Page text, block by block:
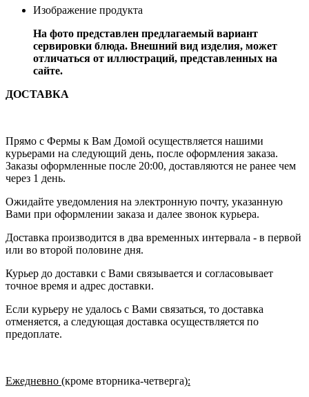
Изображение продукта
На фото представлен предлагаемый вариант
сервировки блюда. Внешний вид изделия, может
отличаться от иллюстраций, представленных на
сайте.
ДОСТАВКА
Прямо с Фермы к Вам Домой осуществляется нашими
курьерами на следующий день, после оформления заказа.
Заказы оформленные после 20:00, доставляются не ранее чем
через 1 день.
Ожидайте уведомления на электронную почту, указанную
Вами при оформлении заказа и далее звонок курьера.
Доставка производится в два временных интервала - в первой
или во второй половине дня.
Курьер до доставки с Вами связывается и согласовывает
точное время и адрес доставки.
Если курьеру не удалось с Вами связаться, то доставка
отменяется, а следующая доставка осуществляется по
предоплате.
Ежедневно (кроме вторника-четверга):